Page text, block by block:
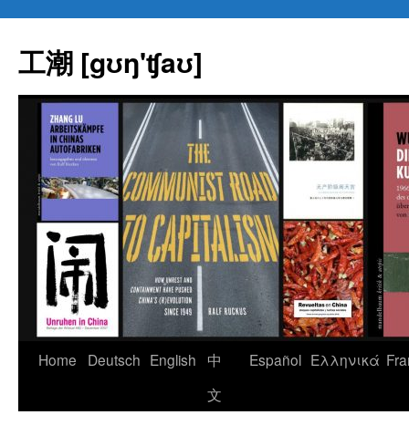
content
工潮 [gʊŋ'ʧaʊ]
Home Deutsch English
中
文
Español Eλληνικά